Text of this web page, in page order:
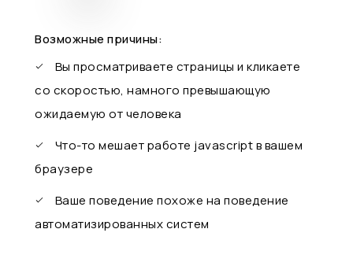
Возможные причины:
Вы просматриваете страницы и кликаете
со скоростью, намного превышающую
ожидаемую от человека
Что-то мешает работе javascript в вашем
браузере
Ваше поведение похоже на поведение
автоматизированных систем